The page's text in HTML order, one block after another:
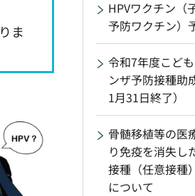
ま
HPVワクチン（
予防ワクチン）
令和7年度こど
ンザ予防接種助
1月31日終了）
骨髄移植等の医
り免疫を消失し
接種（任意接種
について